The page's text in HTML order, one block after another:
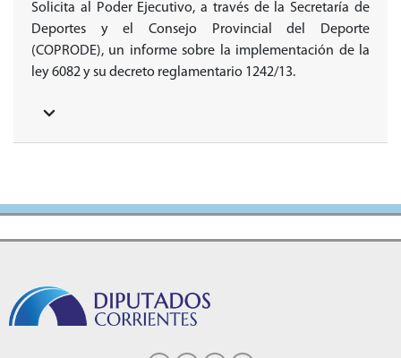
Solicita al Poder Ejecutivo, a través de la Secretaría de
Deportes y el Consejo Provincial del Deporte
(COPRODE), un informe sobre la implementación de la
ley 6082 y su decreto reglamentario 1242/13.